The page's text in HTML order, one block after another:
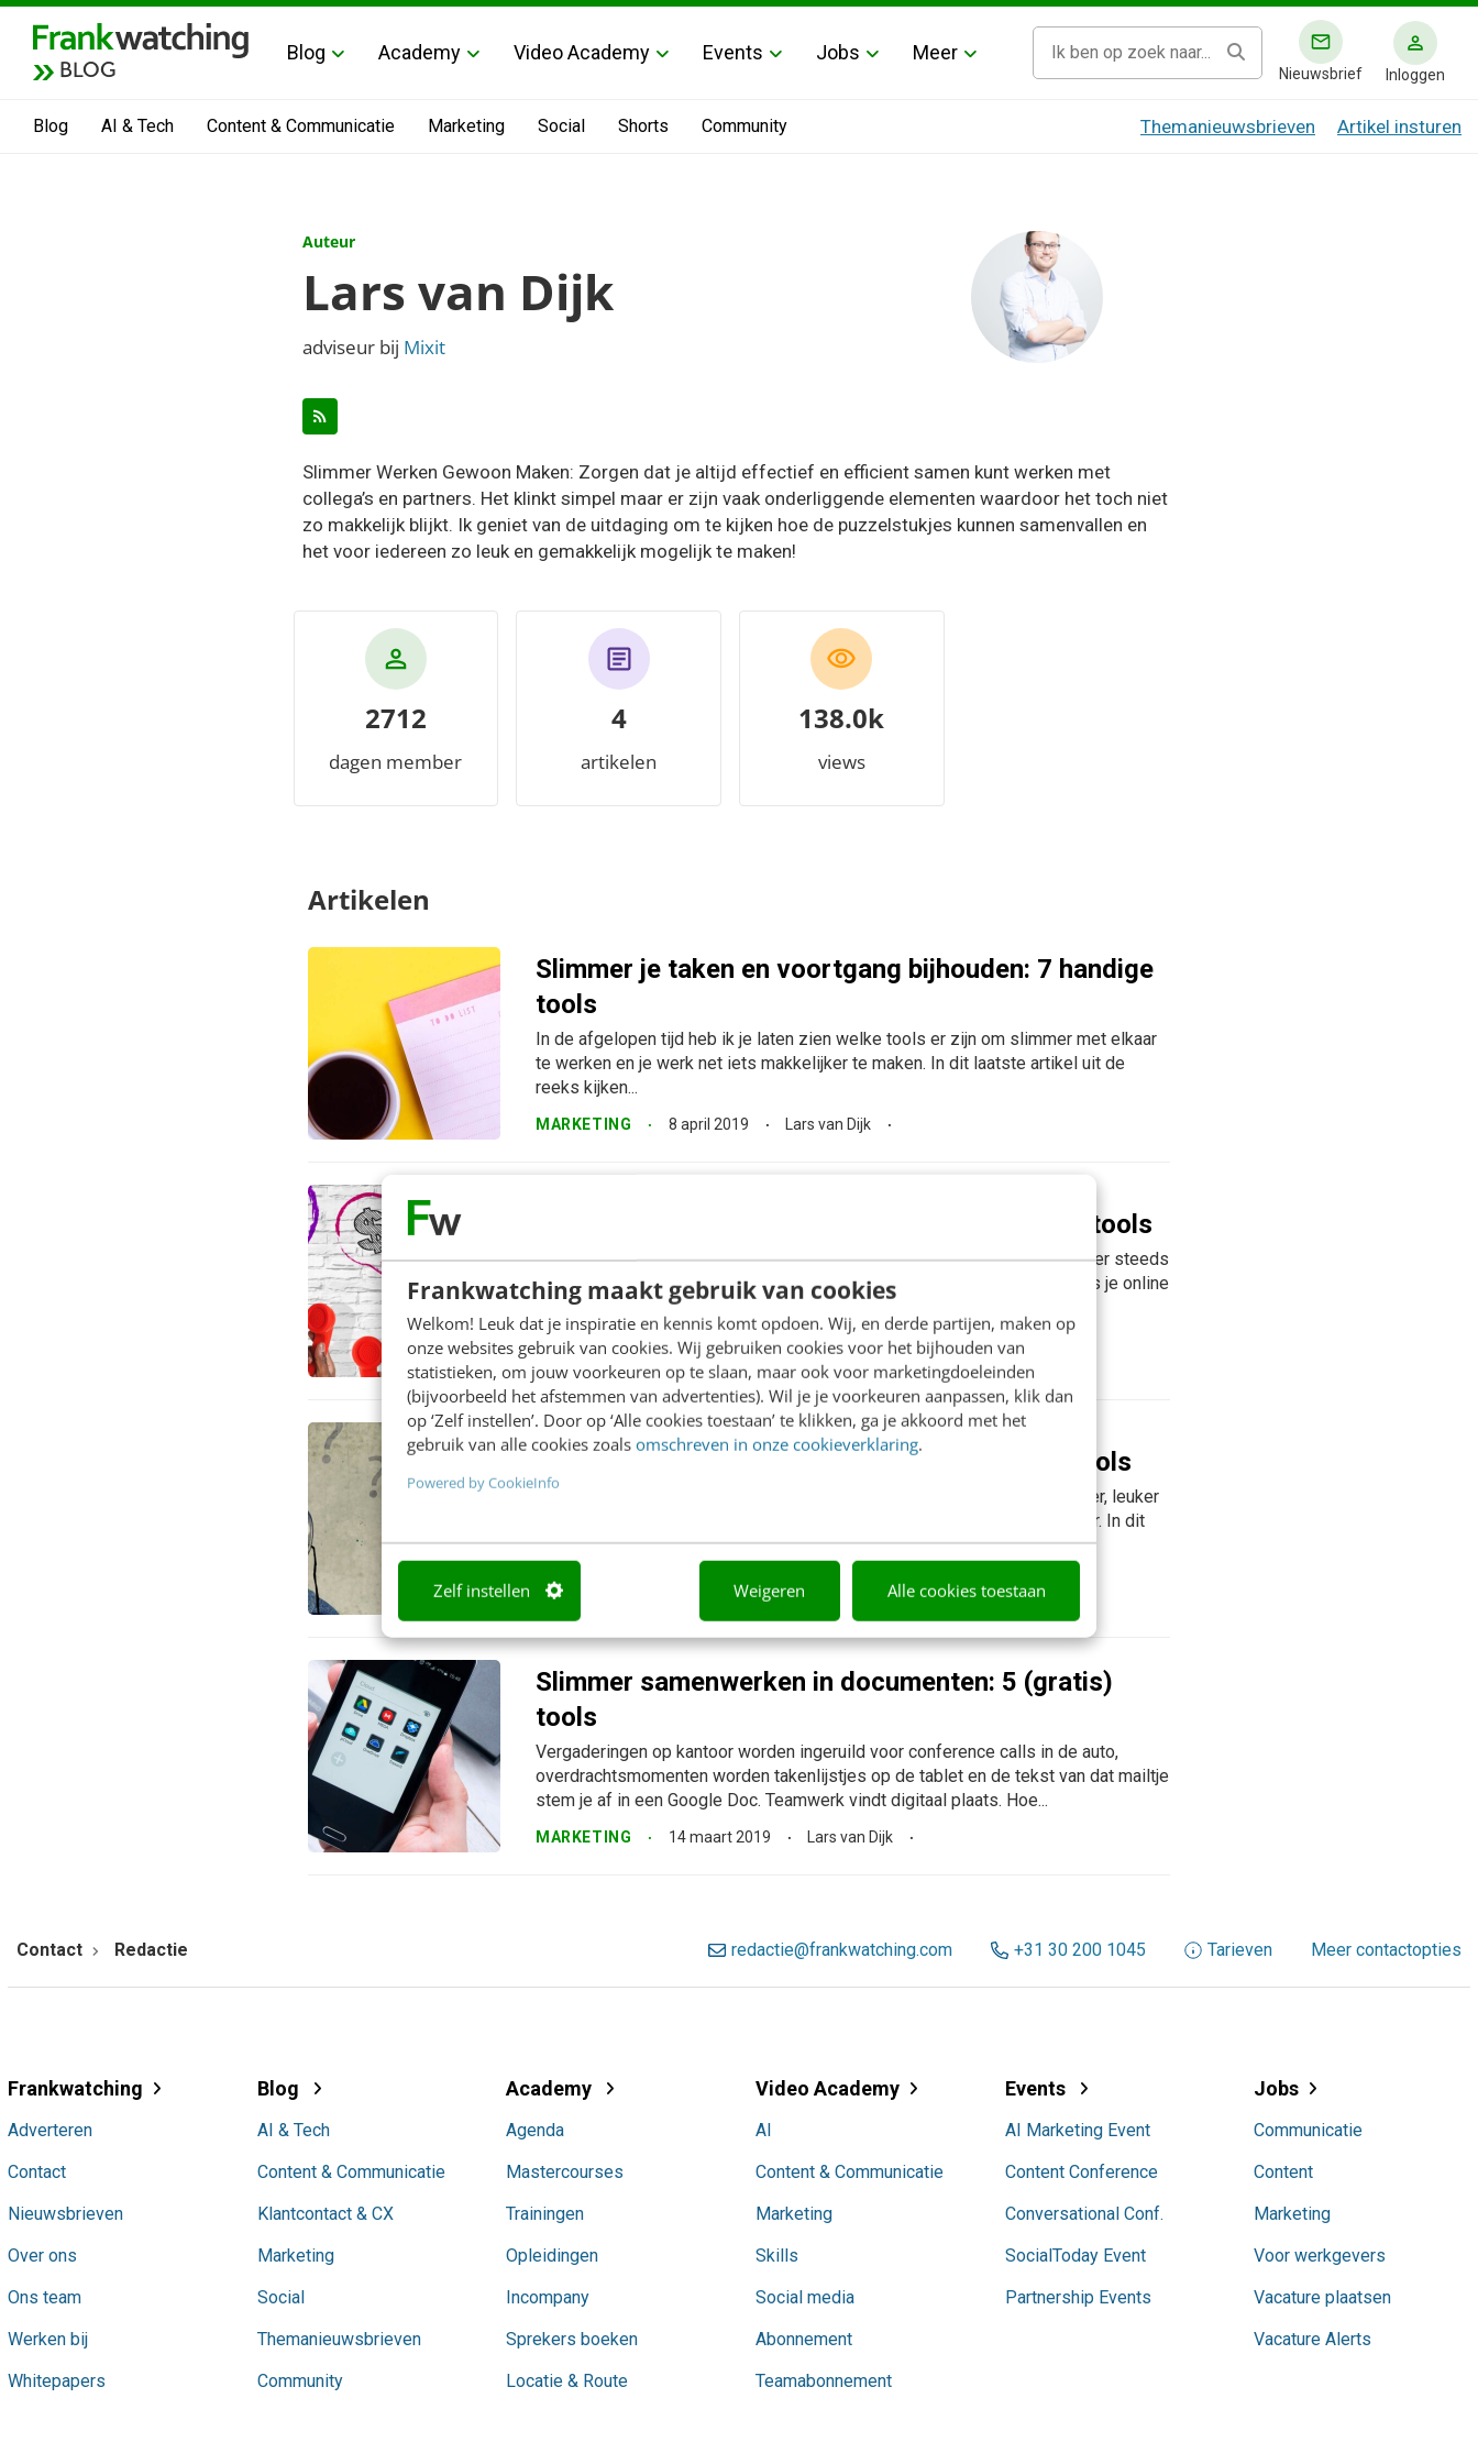
Frankwatching maakt gebruik van cookies
Welkom! Leuk dat je inspiratie en kennis komt opdoen. Wij, en derde partijen, maken op
onze websites gebruik van cookies. Wij gebruiken cookies voor het bijhouden van
statistieken, om jouw voorkeuren op te slaan, maar ook voor marketingdoeleinden
(bijvoorbeeld het afstemmen van advertenties). Wil je je voorkeuren aanpassen, klik dan
op ‘Zelf instellen’. Door op ‘Alle cookies toestaan’ te klikken, ga je akkoord met het
gebruik van alle cookies zoals omschreven in onze cookieverklaring.
Powered by CookieInfo
Zelf instellen Weigeren Alle cookies toestaan
BLOG
Blog Academy Video Academy Events Jobs Meer
Nieuwsbrief Inloggen
Blog AI & Tech Content & Communicatie Marketing Social Shorts Community Themanieuwsbrieven Artikel insturen
Auteur
Lars van Dijk
adviseur bij Mixit
Slimmer Werken Gewoon Maken: Zorgen dat je altijd effectief en efficient samen kunt werken met
collega’s en partners. Het klinkt simpel maar er zijn vaak onderliggende elementen waardoor het toch niet
zo makkelijk blijkt. Ik geniet van de uitdaging om te kijken hoe de puzzelstukjes kunnen samenvallen en
het voor iedereen zo leuk en gemakkelijk mogelijk te maken!
2712
dagen member
4
artikelen
157.7k
views
Artikelen
Slimmer je taken en voortgang bijhouden: 7 handige
tools
In de afgelopen tijd heb ik je laten zien welke tools er zijn om slimmer met elkaar
te werken en je werk net iets makkelijker te maken. In dit laatste artikel uit de
reeks kijken...
MARKETING 8 april 2019 Lars van Dijk
Vergader makkelijker online met deze 9 gratis tools
Slimmer werken en vanuit huis werken valt niet altijd mee. Gelukkig komt er steeds
meer tooling beschikbaar die je daarbij helpen. Welke tools zijn handig als je online
wil vergaderen?
MARKETING 27 maart 2019 Lars van Dijk
Continu communiceren met je team: 6 gratis tools
Met (gratis) digitale samenwerkingstools maak je je werk net iets slimmer, leuker
en makkelijker. En als je vanuit huis of op afstand werkt, zijn ze onmisbaar. In dit
artikel komen tools aan bod die je...
MARKETING 22 maart 2019 Lars van Dijk
Slimmer samenwerken in documenten: 5 (gratis)
tools
Vergaderingen op kantoor worden ingeruild voor conference calls in de auto,
overdrachtsmomenten worden takenlijstjes op de tablet en de tekst van dat mailtje
stem je af in een Google Doc. Teamwerk vindt digitaal plaats. Hoe...
MARKETING 14 maart 2019 Lars van Dijk
Contact Redactie redactie@frankwatching.com +31 30 200 1045 Tarieven Meer contactopties
Frankwatching
Adverteren
Contact
Nieuwsbrieven
Over ons
Ons team
Werken bij
Whitepapers
Blog
AI & Tech
Content & Communicatie
Klantcontact & CX
Marketing
Social
Themanieuwsbrieven
Community
Academy
Agenda
Mastercourses
Trainingen
Opleidingen
Incompany
Sprekers boeken
Locatie & Route
Video Academy
AI
Content & Communicatie
Marketing
Skills
Social media
Abonnement
Teamabonnement
Events
AI Marketing Event
Content Conference
Conversational Conf.
SocialToday Event
Partnership Events
Jobs
Communicatie
Content
Marketing
Voor werkgevers
Vacature plaatsen
Vacature Alerts